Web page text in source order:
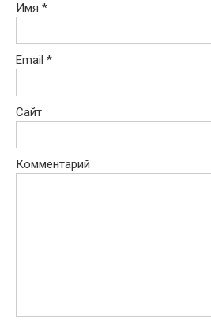
Имя *
Email *
Сайт
Комментарий